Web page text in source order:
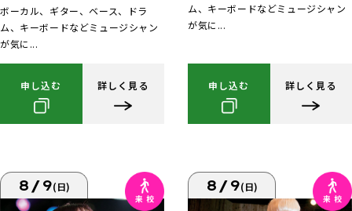
ボーカル、ギター、ベース、ドラ
ム、キーボードなどミュージシャン
が気に...
申し込む 詳しく見る
ム、キーボードなどミュージシャン
が気に...
申し込む 詳しく見る
8/9(日) 8/9(日)